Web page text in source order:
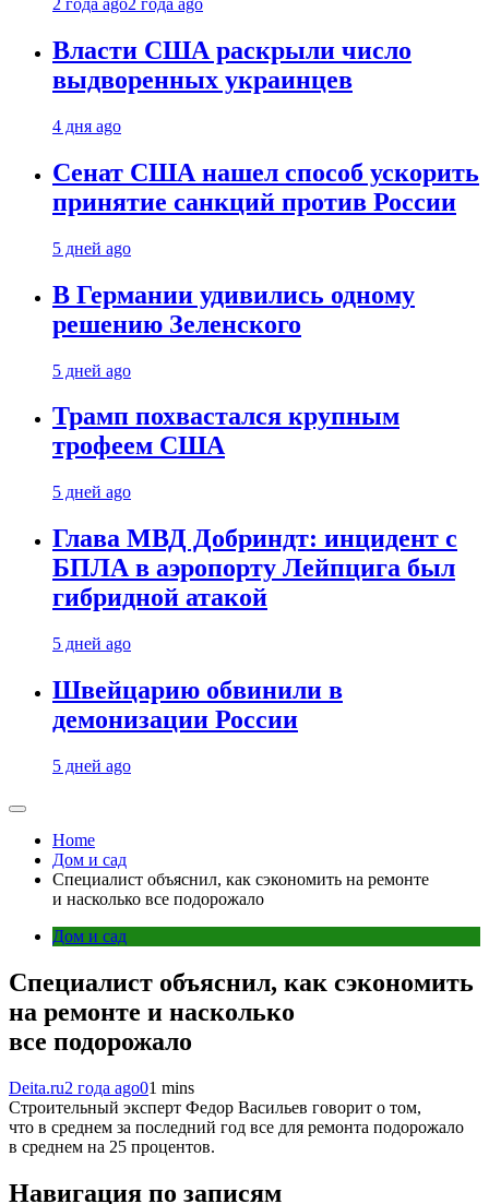
2 года ago2 года ago
Власти США раскрыли число
выдворенных украинцев
4 дня ago
Сенат США нашел способ ускорить
принятие санкций против России
5 дней ago
В Германии удивились одному
решению Зеленского
5 дней ago
Трамп похвастался крупным
трофеем США
5 дней ago
Глава МВД Добриндт: инцидент с
БПЛА в аэропорту Лейпцига был
гибридной атакой
5 дней ago
Швейцарию обвинили в
демонизации России
5 дней ago
Home
Дом и сад
Специалист объяснил, как сэкономить на ремонте
и насколько все подорожало
Дом и сад
Специалист объяснил, как сэкономить
на ремонте и насколько
все подорожало
Deita.ru2 года ago01 mins
Строительный эксперт Федор Васильев говорит о том,
что в среднем за последний год все для ремонта подорожало
в среднем на 25 процентов.
Навигация по записям